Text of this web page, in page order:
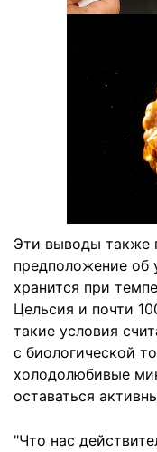
Эти выводы также
предположение об
хранится при
Цельсия и почти
такие условия
с биологической
холодолюбивые
оставаться
"Что нас